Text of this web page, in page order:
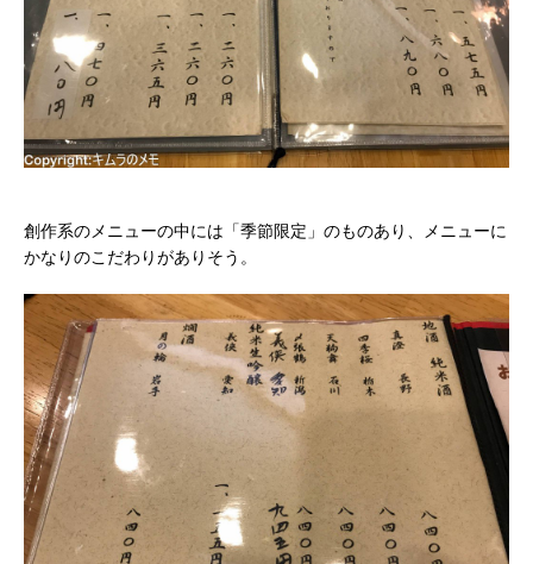
創作系のメニューの中には「季節限定」のものあり、メニューに
かなりのこだわりがありそう。